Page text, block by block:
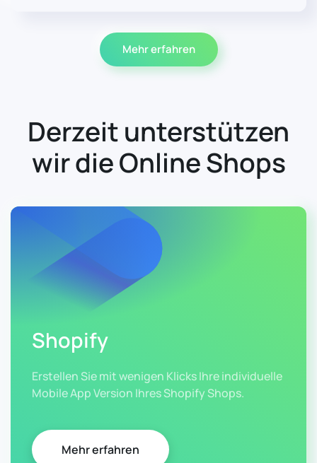
Mehr erfahren
Derzeit unterstützen
wir die Online Shops
Shopify
Erstellen Sie mit wenigen Klicks Ihre individuelle
Mobile App Version Ihres Shopify Shops.
Mehr erfahren